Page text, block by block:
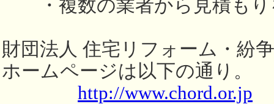
・複数の業者から見積もり
財団法人 住宅リフォーム・紛
ホームページは以下の通り。
http://www.chord.or.jp